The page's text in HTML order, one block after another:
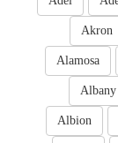
Akron
Alamosa
Albany
Albion